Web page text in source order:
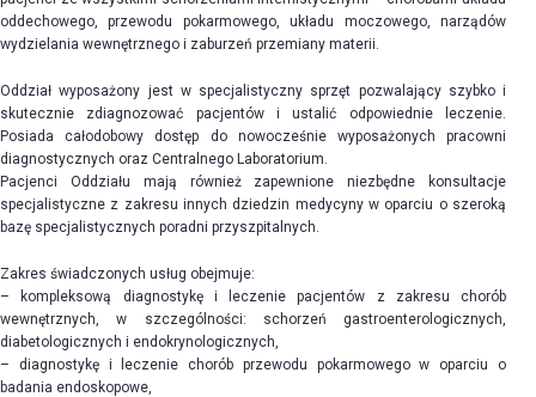
oddechowego, przewodu pokarmowego, układu moczowego, narządów
wydzielania wewnętrznego i zaburzeń przemiany materii.
Oddział wyposażony jest w specjalistyczny sprzęt pozwalający szybko i
skutecznie zdiagnozować pacjentów i ustalić odpowiednie leczenie.
Posiada całodobowy dostęp do nowocześnie wyposażonych pracowni
diagnostycznych oraz Centralnego Laboratorium.
Pacjenci Oddziału mają również zapewnione niezbędne konsultacje
specjalistyczne z zakresu innych dziedzin medycyny w oparciu o szeroką
bazę specjalistycznych poradni przyszpitalnych.
Zakres świadczonych usług obejmuje:
– kompleksową diagnostykę i leczenie pacjentów z zakresu chorób
wewnętrznych, w szczególności: schorzeń gastroenterologicznych,
diabetologicznych i endokrynologicznych,
– diagnostykę i leczenie chorób przewodu pokarmowego w oparciu o
badania endoskopowe,